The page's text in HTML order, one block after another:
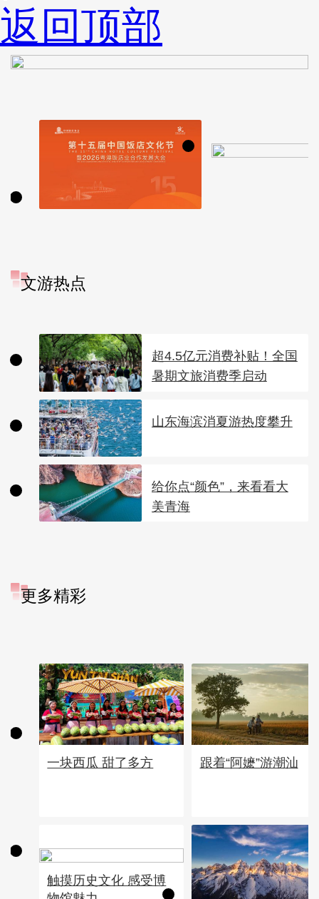
返回顶部
文游热点
超4.5亿元消费补贴！全国
暑期文旅消费季启动
山东海滨消夏游热度攀升
给你点“颜色”，来看看大
美青海
更多精彩
一块西瓜 甜了多方 跟着“阿嬷”游潮汕
触摸历史文化 感受博